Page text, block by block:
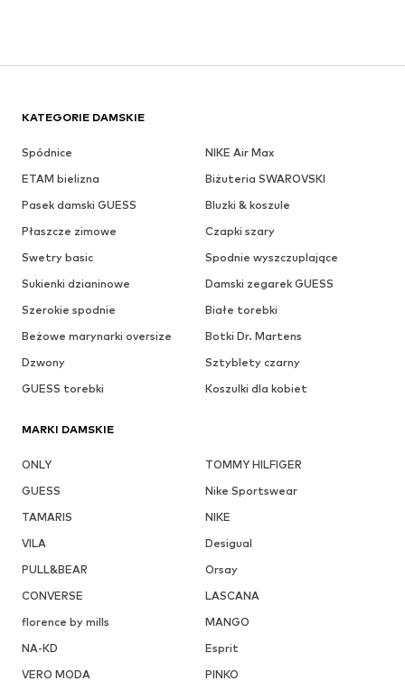
KATEGORIE DAMSKIE
Spódnice
NIKE Air Max
ETAM bielizna
Biżuteria SWAROVSKI
Pasek damski GUESS
Bluzki & koszule
Płaszcze zimowe
Czapki szary
Swetry basic
Spodnie wyszczuplające
Sukienki dzianinowe
Damski zegarek GUESS
Szerokie spodnie
Białe torebki
Beżowe marynarki oversize
Botki Dr. Martens
Dzwony
Sztyblety czarny
GUESS torebki
Koszulki dla kobiet
MARKI DAMSKIE
ONLY
TOMMY HILFIGER
GUESS
Nike Sportswear
TAMARIS
NIKE
VILA
Desigual
PULL&BEAR
Orsay
CONVERSE
LASCANA
florence by mills
MANGO
NA-KD
Esprit
VERO MODA
PINKO